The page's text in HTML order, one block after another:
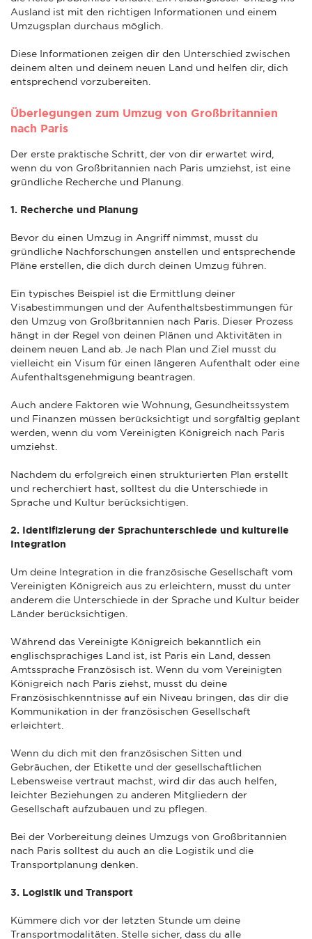
Ausland ist mit den richtigen Informationen und einem
Umzugsplan durchaus möglich.
Diese Informationen zeigen dir den Unterschied zwischen
deinem alten und deinem neuen Land und helfen dir, dich
entsprechend vorzubereiten.
Überlegungen zum Umzug von Großbritannien
nach Paris
Der erste praktische Schritt, der von dir erwartet wird,
wenn du von Großbritannien nach Paris umziehst, ist eine
gründliche Recherche und Planung.
1. Recherche und Planung
Bevor du einen Umzug in Angriff nimmst, musst du
gründliche Nachforschungen anstellen und entsprechende
Pläne erstellen, die dich durch deinen Umzug führen.
Ein typisches Beispiel ist die Ermittlung deiner
Visabestimmungen und der Aufenthaltsbestimmungen für
den Umzug von Großbritannien nach Paris. Dieser Prozess
hängt in der Regel von deinen Plänen und Aktivitäten in
deinem neuen Land ab. Je nach Plan und Ziel musst du
vielleicht ein Visum für einen längeren Aufenthalt oder eine
Aufenthaltsgenehmigung beantragen.
Auch andere Faktoren wie Wohnung, Gesundheitssystem
und Finanzen müssen berücksichtigt und sorgfältig geplant
werden, wenn du vom Vereinigten Königreich nach Paris
umziehst.
Nachdem du erfolgreich einen strukturierten Plan erstellt
und recherchiert hast, solltest du die Unterschiede in
Sprache und Kultur berücksichtigen.
2. Identifizierung der Sprachunterschiede und kulturelle
Integration
Um deine Integration in die französische Gesellschaft vom
Vereinigten Königreich aus zu erleichtern, musst du unter
anderem die Unterschiede in der Sprache und Kultur beider
Länder berücksichtigen.
Während das Vereinigte Königreich bekanntlich ein
englischsprachiges Land ist, ist Paris ein Land, dessen
Amtssprache Französisch ist. Wenn du vom Vereinigten
Königreich nach Paris ziehst, musst du deine
Französischkenntnisse auf ein Niveau bringen, das dir die
Kommunikation in der französischen Gesellschaft
erleichtert.
Wenn du dich mit den französischen Sitten und
Gebräuchen, der Etikette und der gesellschaftlichen
Lebensweise vertraut machst, wird dir das auch helfen,
leichter Beziehungen zu anderen Mitgliedern der
Gesellschaft aufzubauen und zu pflegen.
Bei der Vorbereitung deines Umzugs von Großbritannien
nach Paris solltest du auch an die Logistik und die
Transportplanung denken.
3. Logistik und Transport
Kümmere dich vor der letzten Stunde um deine
Transportmodalitäten. Stelle sicher, dass du alle